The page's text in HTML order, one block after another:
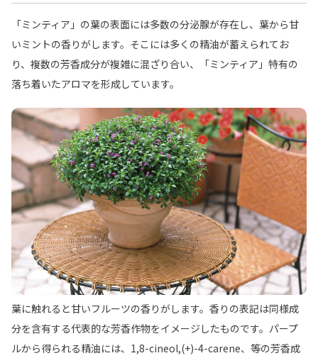
「ミンティア」の葉の表面には多数の分泌腺が存在し、葉から甘
いミントの香りがします。そこには多くの精油が蓄えられてお
り、複数の芳香成分が複雑に混ざり合い、「ミンティア」特有の
落ち着いたアロマを形成しています。
葉に触れると甘いフルーツの香りがします。香りの表記は同様成
分を含有する代表的な芳香作物をイメージしたものです。パープ
ルから得られる精油には、1,8-cineol,(+)-4-carene、等の芳香成